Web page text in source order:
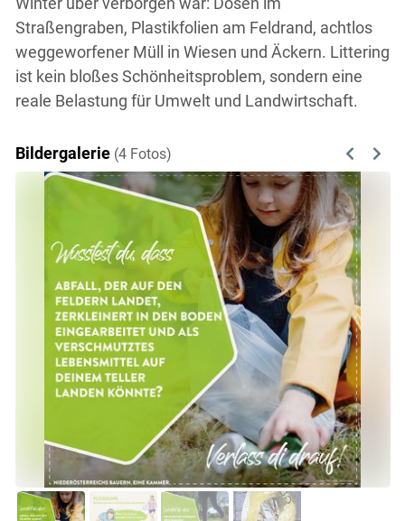
Straßengraben, Plastikfolien am Feldrand, achtlos
weggeworfener Müll in Wiesen und Äckern. Littering
ist kein bloßes Schönheitsproblem, sondern eine
reale Belastung für Umwelt und Landwirtschaft.
Bildergalerie (4 Fotos) Previous
Next